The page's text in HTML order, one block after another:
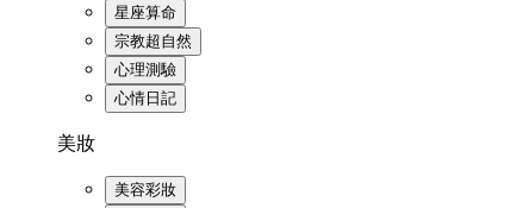
星座算命
宗教超自然
心理測驗
心情日記
美妝
美容彩妝